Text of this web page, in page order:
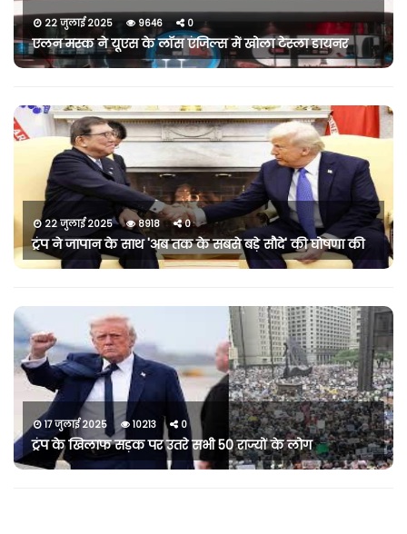
22 जुलाई 2025 9646 0
एलन मस्क ने यूएस के लॉस एंजिल्स में खोला टेस्ला डायनर
22 जुलाई 2025 8918 0
ट्रंप ने जापान के साथ 'अब तक के सबसे बड़े सौदे' की घोषणा की
17 जुलाई 2025 10213 0
ट्रंप के खिलाफ सड़क पर उतरे सभी 50 राज्यों के लोग